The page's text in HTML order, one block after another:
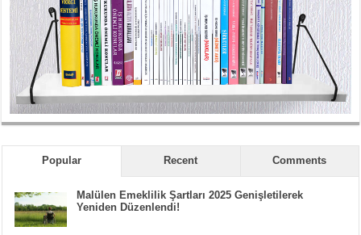
Popular Recent Comments
Malülen Emeklilik Şartları 2025 Genişletilerek
Yeniden Düzenlendi!